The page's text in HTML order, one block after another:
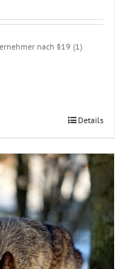
nach §19 (1)
Details